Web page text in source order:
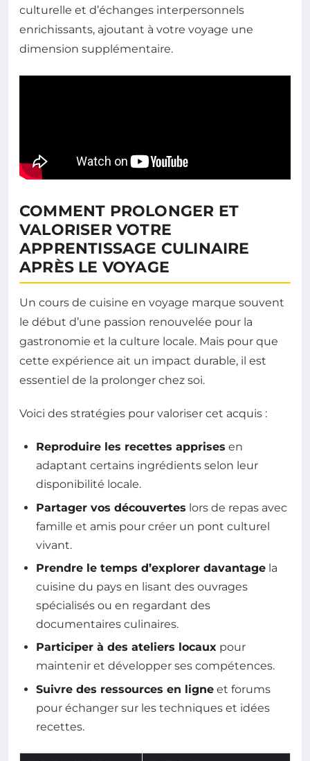
culturelle et d’échanges interpersonnels
enrichissants, ajoutant à votre voyage une
dimension supplémentaire.
COMMENT PROLONGER ET
VALORISER VOTRE
APPRENTISSAGE CULINAIRE
APRÈS LE VOYAGE
Un cours de cuisine en voyage marque souvent
le début d’une passion renouvelée pour la
gastronomie et la culture locale. Mais pour que
cette expérience ait un impact durable, il est
essentiel de la prolonger chez soi.
Voici des stratégies pour valoriser cet acquis :
Reproduire les recettes apprises en
adaptant certains ingrédients selon leur
disponibilité locale.
Partager vos découvertes lors de repas avec
famille et amis pour créer un pont culturel
vivant.
Prendre le temps d’explorer davantage la
cuisine du pays en lisant des ouvrages
spécialisés ou en regardant des
documentaires culinaires.
Participer à des ateliers locaux pour
maintenir et développer ses compétences.
Suivre des ressources en ligne et forums
pour échanger sur les techniques et idées
recettes.